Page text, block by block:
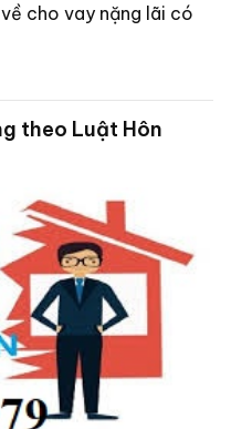
cho vay nặng lãi có
theo Luật Hôn